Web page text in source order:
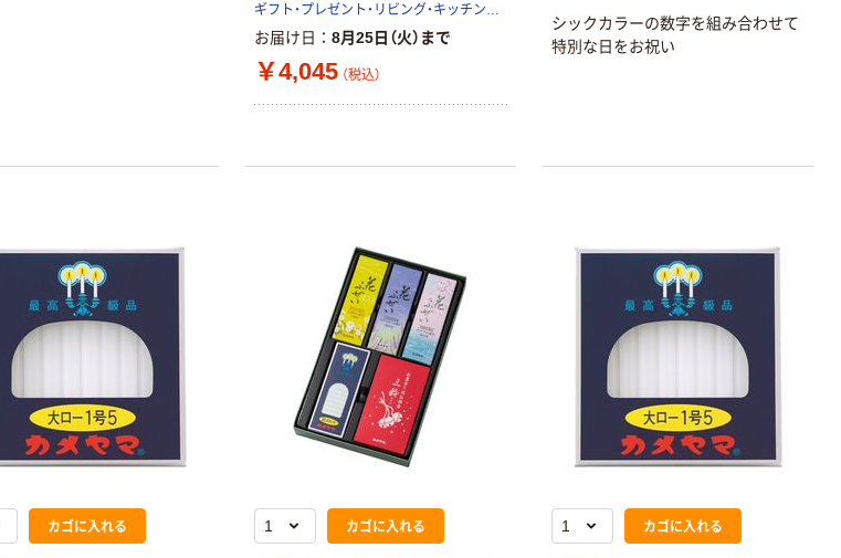
お届け日 8月25日（火）まで
￥4,045 （税込）
シックカラーの数字を組み合わせて
特別な日をお祝い
カゴに入れる カゴに入れる カゴに入れる